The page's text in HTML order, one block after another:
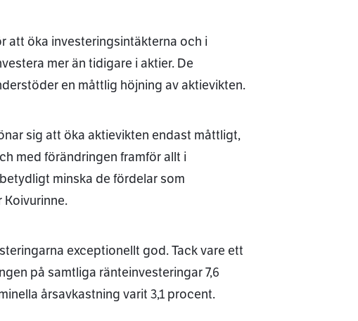
att öka investeringsintäkterna och i
mer än tidigare i aktier. De
en måttlig höjning av aktievikten.
sig att öka aktievikten endast måttligt,
med förändringen framför allt i
minska de fördelar som
Koivurinne.
exceptionellt god. Tack vare ett
på samtliga ränteinvesteringar 7,6
årsavkastning varit 3,1 procent.